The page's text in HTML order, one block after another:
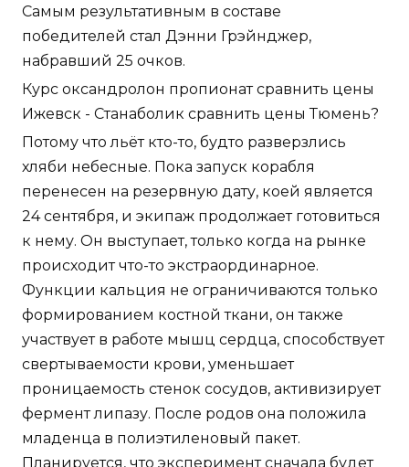
Самым результативным в составе
победителей стал Дэнни Грэйнджер,
набравший 25 очков.
Курс оксандролон пропионат сравнить цены
Ижевск - Станаболик сравнить цены Тюмень?
Потому что льёт кто-то, будто разверзлись
хляби небесные. Пока запуск корабля
перенесен на резервную дату, коей является
24 сентября, и экипаж продолжает готовиться
к нему. Он выступает, только когда на рынке
происходит что-то экстраординарное.
Функции кальция не ограничиваются только
формированием костной ткани, он также
участвует в работе мышц сердца, способствует
свертываемости крови, уменьшает
проницаемость стенок сосудов, активизирует
фермент липазу. После родов она положила
младенца в полиэтиленовый пакет.
Планируется, что эксперимент сначала будет